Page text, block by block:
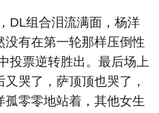
DL组合泪流满面，杨洋
有在第一轮那样压倒性
投票逆转胜出。最后场上
哭了，萨顶顶也哭了，
零零地站着，其他女生